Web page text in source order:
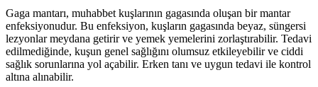
Gaga mantarı, muhabbet kuşlarının gagasında oluşan bir mantar
enfeksiyonudur. Bu enfeksiyon, kuşların gagasında beyaz, süngersi
lezyonlar meydana getirir ve yemek yemelerini zorlaştırabilir. Tedavi
edilmediğinde, kuşun genel sağlığını olumsuz etkileyebilir ve ciddi
sağlık sorunlarına yol açabilir. Erken tanı ve uygun tedavi ile kontrol
altına alınabilir.